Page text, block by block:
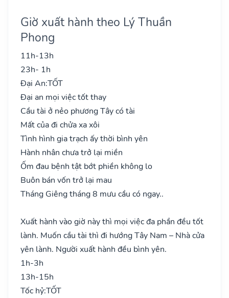
Giờ xuất hành theo Lý Thuần
Phong
11h-13h
23h- 1h
Đại An:TỐT
Đại an mọi việc tốt thay
Cầu tài ở nẻo phương Tây có tài
Mất của đi chửa xa xôi
Tình hình gia trạch ấy thời bình yên
Hành nhân chưa trở lại miền
Ốm đau bệnh tật bớt phiền không lo
Buôn bán vốn trở lại mau
Tháng Giêng tháng 8 mưu cầu có ngay..
Xuất hành vào giờ này thì mọi việc đa phần đều tốt
lành. Muốn cầu tài thì đi hướng Tây Nam – Nhà cửa
yên lành. Người xuất hành đều bình yên.
1h-3h
13h-15h
Tốc hỷ:TỐT